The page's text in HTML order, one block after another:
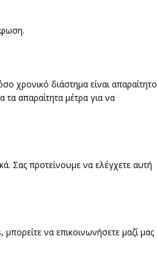
χρονικό διάστημα είναι απαραίτητο
απαραίτητα μέτρα για να
Σας προτείνουμε να ελέγχετε αυτή
να επικοινωνήσετε μαζί μας